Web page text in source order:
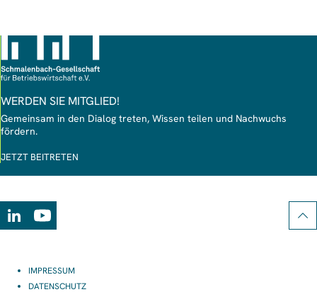
WERDEN SIE MITGLIED!
Gemeinsam in den Dialog treten, Wissen teilen und Nachwuchs
fördern.
JETZT BEITRETEN
LinkedIn Youtube
IMPRESSUM
DATENSCHUTZ